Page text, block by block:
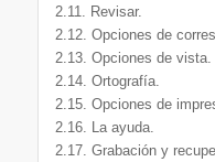
2.11. Revisar.
2.12. Opciones de
2.13. Opciones de vista.
2.14. Ortografía.
2.15. Opciones de
2.16. La ayuda.
2.17. Grabación y